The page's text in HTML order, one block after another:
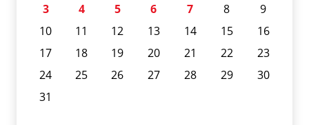
3
4 5 6 7 8
9
10
11 12 13 14 15
16
17
18 19 20 21 22
23
24
25 26 27 28 29
30
31